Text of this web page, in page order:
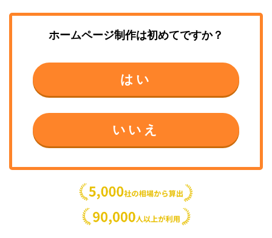
ホームページ制作は初めてですか？
はい
いいえ